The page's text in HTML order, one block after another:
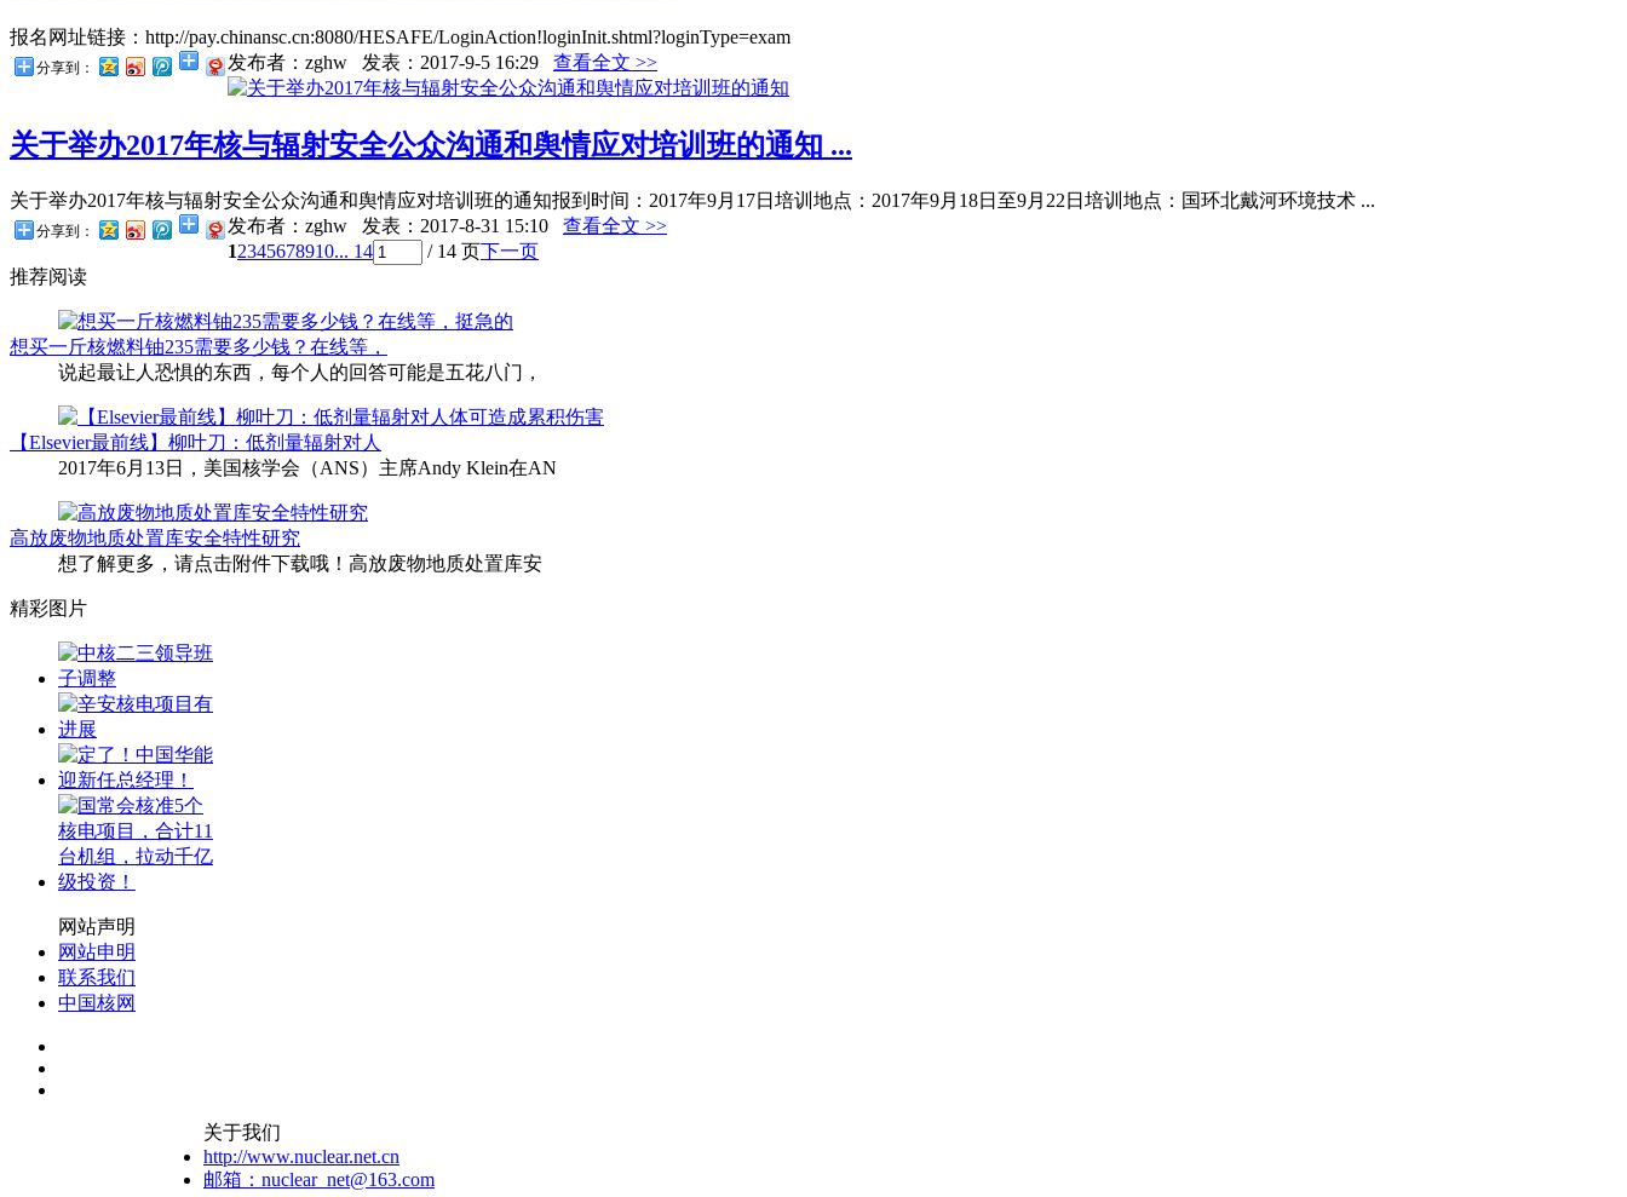
报名网址链接：http://pay.chinansc.cn:8080/HESAFE/LoginAction!loginInit.shtml?loginType=exam
发布者：zghw
发表：2017-9-5 16:29
分享到： 查看全文 >>
关于举办2017年核与辐射安全公众沟通和舆情应对培训班的通知 ...
关于举办2017年核与辐射安全公众沟通和舆情应对培训班的通知报到时间：2017年9月17日培训地点：2017年9月18日至9月22日培训地点：国环北戴河环境技术 ...
发布者：zghw
发表：2017-8-31 15:10
分享到：
查看全文 >>
12345678910... 14 / 14 页下一页
推荐阅读
想买一斤核燃料铀235需要多少钱？在线等，
说起最让人恐惧的东西，每个人的回答可能是五花八门，
【Elsevier最前线】柳叶刀：低剂量辐射对人
2017年6月13日，美国核学会（ANS）主席Andy Klein在AN
高放废物地质处置库安全特性研究
想了解更多，请点击附件下载哦！高放废物地质处置库安
精彩图片
网站声明
网站申明
联系我们
中国核网
关于我们
http://www.nuclear.net.cn
邮箱：nuclear_net@163.com